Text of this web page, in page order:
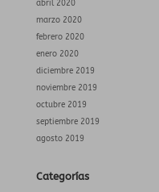
abril 2020
marzo 2020
febrero 2020
enero 2020
diciembre 2019
noviembre 2019
octubre 2019
septiembre 2019
agosto 2019
Categorías